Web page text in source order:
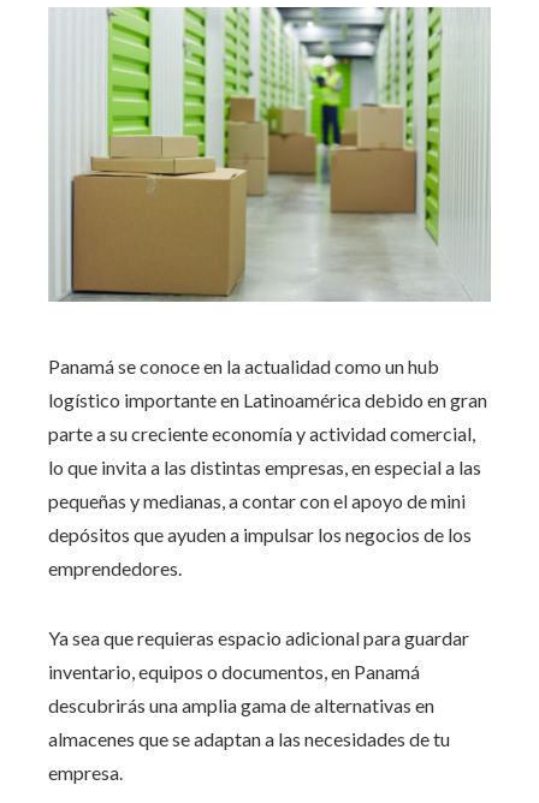
Panamá se conoce en la actualidad como un hub
logístico importante en Latinoamérica debido en gran
parte a su creciente economía y actividad comercial,
lo que invita a las distintas empresas, en especial a las
pequeñas y medianas, a contar con el apoyo de mini
depósitos que ayuden a impulsar los negocios de los
emprendedores.
Ya sea que requieras espacio adicional para guardar
inventario, equipos o documentos, en Panamá
descubrirás una amplia gama de alternativas en
almacenes que se adaptan a las necesidades de tu
empresa.